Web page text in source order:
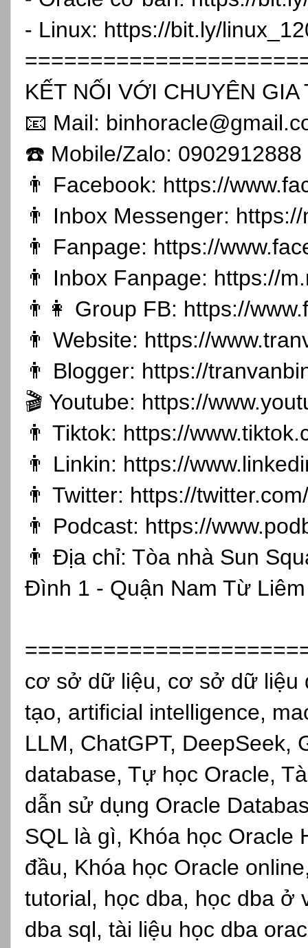
- Linux: https://bit.ly/
KẾT NỐI VỚI CHUYÊN GIA
📧 Mail:
☎️ Mobile/Zalo: 0902912888
👨 Facebook: https://
👨 Inbox Messenger:
👨 Fanpage: https://
👨 Inbox Fanpage: https://
👨👩 Group FB: https://
👨 Website: https://
👨 Blogger: https://
🎬 Youtube: https://
👨 Tiktok: https://
👨 Linkin: https://
👨 Twitter: https://
👨 Podcast: https://
👨 Địa chỉ: Tòa nhà Sun
Đình 1 - Quận Nam Từ Liêm
cơ sở dữ liệu, cơ sở dữ liệu
tạo, artificial intelligence,
LLM, ChatGPT, DeepSeek,
database, Tự học Oracle,
dẫn sử dụng Oracle
SQL là gì, Khóa học Oracle
đầu, Khóa học Oracle
tutorial, học dba, học dba ở
dba sql, tài liệu học dba